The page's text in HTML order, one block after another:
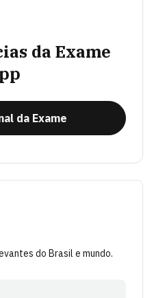
da Exame
da Exame
do Brasil e mundo.